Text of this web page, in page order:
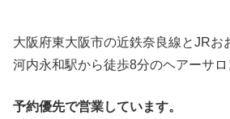
大阪府東大阪市の近鉄奈良線とJRお
河内永和駅から徒歩8分のヘアーサ
予約優先で営業しています。